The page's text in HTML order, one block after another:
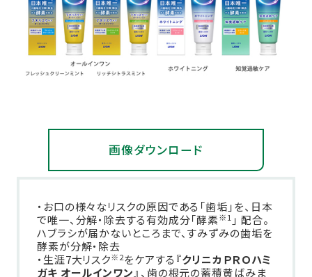
画像ダウンロード
・お口の様々なリスクの原因である「歯垢」を、日本
で唯一、分解・除去する有効成分「酵素※1 」 配合。
ハブラシが届かないところまで、すみずみの歯垢を
酵素が分解・除去
・生涯7大リスク※2をケアする 『クリニカＰＲＯハミ
ガキ オールインワン』 、歯の根元の蓄積黄ばみま